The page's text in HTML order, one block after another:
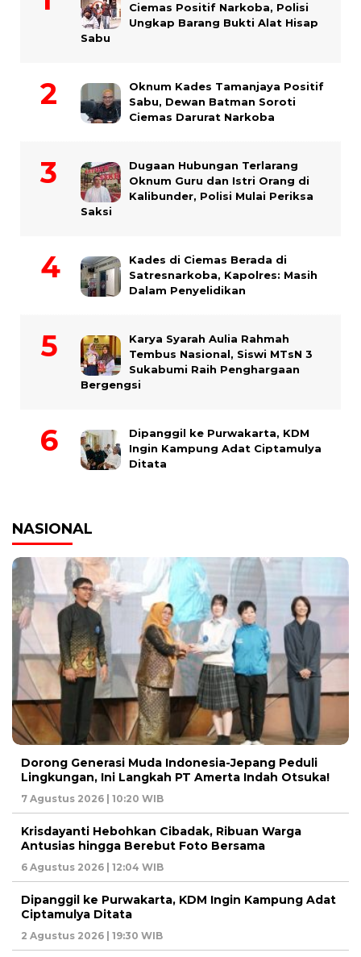
Ciemas Positif Narkoba, Polisi
Ungkap Barang Bukti Alat Hisap
Sabu
Oknum Kades Tamanjaya Positif
Sabu, Dewan Batman Soroti
Ciemas Darurat Narkoba
Dugaan Hubungan Terlarang
Oknum Guru dan Istri Orang di
Kalibunder, Polisi Mulai Periksa
Saksi
Kades di Ciemas Berada di
Satresnarkoba, Kapolres: Masih
Dalam Penyelidikan
Karya Syarah Aulia Rahmah
Tembus Nasional, Siswi MTsN 3
Sukabumi Raih Penghargaan
Bergengsi
Dipanggil ke Purwakarta, KDM
Ingin Kampung Adat Ciptamulya
Ditata
NASIONAL
Dorong Generasi Muda Indonesia-Jepang Peduli
Lingkungan, Ini Langkah PT Amerta Indah Otsuka!
7 Agustus 2026 | 10:20 WIB
Krisdayanti Hebohkan Cibadak, Ribuan Warga
Antusias hingga Berebut Foto Bersama
6 Agustus 2026 | 12:04 WIB
Dipanggil ke Purwakarta, KDM Ingin Kampung Adat
Ciptamulya Ditata
2 Agustus 2026 | 19:30 WIB